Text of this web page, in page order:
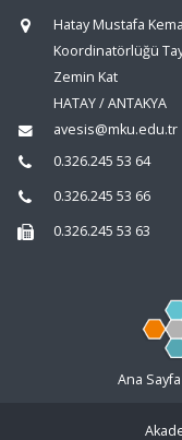
Hatay Mustafa
Koordinatörlüğü
Zemin Kat
HATAY / ANTAKYA
avesis@mku.edu.tr
0.326.245 53 64
0.326.245 53 66
0.326.245 53 63
Ana Sayfa